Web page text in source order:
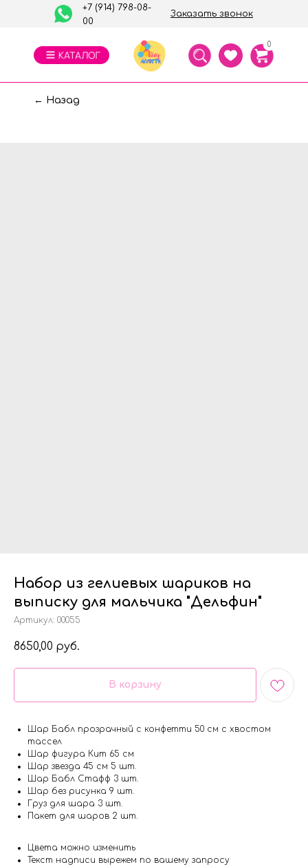
Заказать звонок
+7 (914) 798-08-
00
0
← Назад
Набор из гелиевых шариков на
выписку для мальчика "Дельфин"
Артикул: 00055
8650,00 руб.
В корзину
Шар Бабл прозрачный с конфетти 50 см с хвостом
тассел
Шар фигура Кит 65 см
Шар звезда 45 см 5 шт.
Шар Бабл Стафф 3 шт.
Шар без рисунка 9 шт.
Груз для шара 3 шт.
Пакет для шаров 2 шт.
Цвета можно изменить
Текст надписи вырежем по вашему запросу